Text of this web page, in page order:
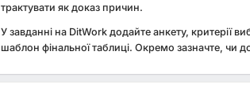
трактувати як доказ причин.
У завданні на DitWork додайте анкету, критерії
шаблон фінальної таблиці. Окремо зазначте, чи